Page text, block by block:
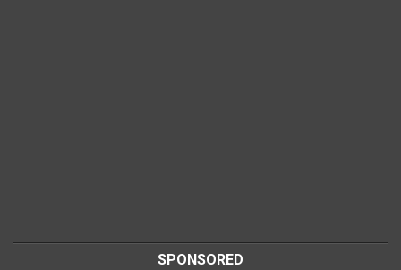
SPONSORED